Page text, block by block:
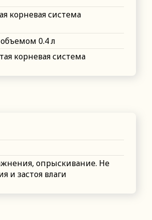
корневая система
0.4 л
корневая система
опрыскивание. Не
и застоя влаги